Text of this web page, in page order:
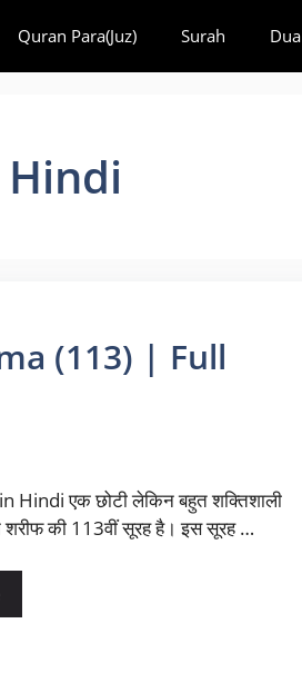
Quran Para(Juz) Surah Dua
(113) | Full
Hindi एक छोटी लेकिन बहुत शक्तिशाली
शरीफ की 113वीं सूरह है। इस सूरह …